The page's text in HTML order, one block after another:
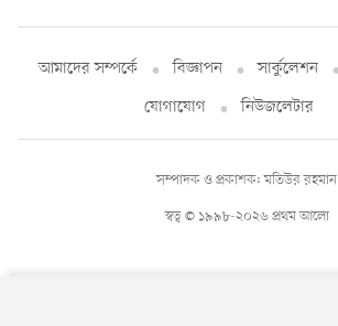
আমাদের সম্পর্কে বিজ্ঞাপন সার্কুলেশন
যোগাযোগ
নিউজলেটার
স্বত্ব © ১৯৯৮-২০২৬ প্রথম আলো
সম্পাদক ও প্রকাশক: মতিউর রহমান